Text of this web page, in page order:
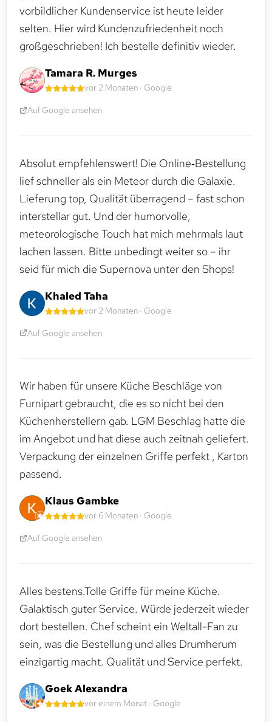
vorbildlicher Kundenservice ist heute leider
selten. Hier wird Kundenzufriedenheit noch
großgeschrieben! Ich bestelle definitiv wieder.
Tamara R. Murges
vor 2 Monaten · Google
Auf Google ansehen
Absolut empfehlenswert! Die Online‑Bestellung
lief schneller als ein Meteor durch die Galaxie.
Lieferung top, Qualität überragend – fast schon
interstellar gut. Und der humorvolle,
meteorologische Touch hat mich mehrmals laut
lachen lassen. Bitte unbedingt weiter so – ihr
seid für mich die Supernova unter den Shops!
Khaled Taha
vor 2 Monaten · Google
Auf Google ansehen
Wir haben für unsere Küche Beschläge von
Furnipart gebraucht, die es so nicht bei den
Küchenherstellern gab. LGM Beschlag hatte die
im Angebot und hat diese auch zeitnah geliefert.
Verpackung der einzelnen Griffe perfekt , Karton
passend.
Klaus Gambke
vor 6 Monaten · Google
Auf Google ansehen
Alles bestens.Tolle Griffe für meine Küche.
Galaktisch guter Service. Würde jederzeit wieder
dort bestellen. Chef scheint ein Weltall-Fan zu
sein, was die Bestellung und alles Drumherum
einzigartig macht. Qualität und Service perfekt.
Goek Alexandra
vor einem Monat · Google